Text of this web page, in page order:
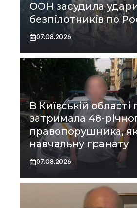
ООН засудила удари
безпілотників по
07.08.2026
В Київській області
затримала 48-
правопорушника,
навчальну гранату
07.08.2026